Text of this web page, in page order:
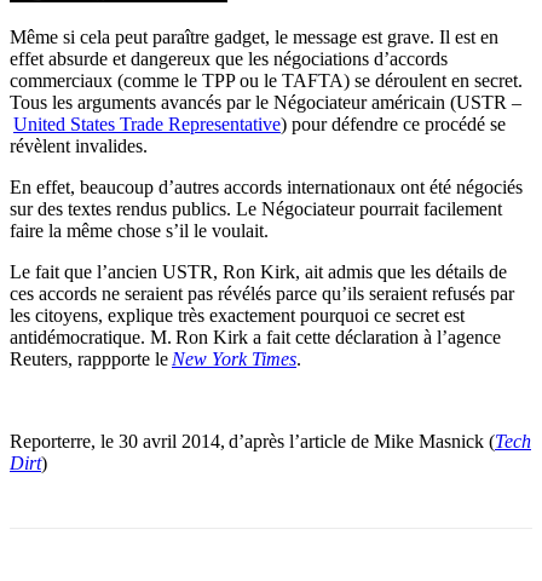
Même si cela peut paraître gadget, le message est grave. Il est en
effet absurde et dangereux que les négociations d’accords
commerciaux (comme le TPP ou le TAFTA) se déroulent en secret.
Tous les arguments avancés par le Négociateur américain (USTR –
United States Trade Representative) pour défendre ce procédé se
révèlent invalides.
En effet, beaucoup d’autres accords internationaux ont été négociés
sur des textes rendus publics. Le Négociateur pourrait facilement
faire la même chose s’il le voulait.
Le fait que l’ancien USTR, Ron Kirk, ait admis que les détails de
ces accords ne seraient pas révélés parce qu’ils seraient refusés par
les citoyens, explique très exactement pourquoi ce secret est
antidémocratique. M. Ron Kirk a fait cette déclaration à l’agence
Reuters, rappporte le New York Times.
Reporterre, le 30 avril 2014, d’après l’article de Mike Masnick (Tech
Dirt)